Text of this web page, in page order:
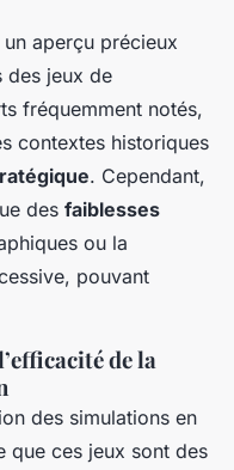
aperçu précieux
des jeux de
fréquemment notés,
contextes historiques
. Cependant,
des faiblesses
ou la
pouvant
de la
des simulations en
que ces jeux sont des